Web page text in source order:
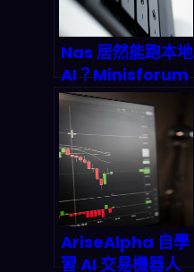
Nas 居然能跑本地
AI？Minisforum
N5 Max 攜
OpenClaw 重塑
邊緣運算格局
AriseAlpha 自學
習 AI 交易機器人